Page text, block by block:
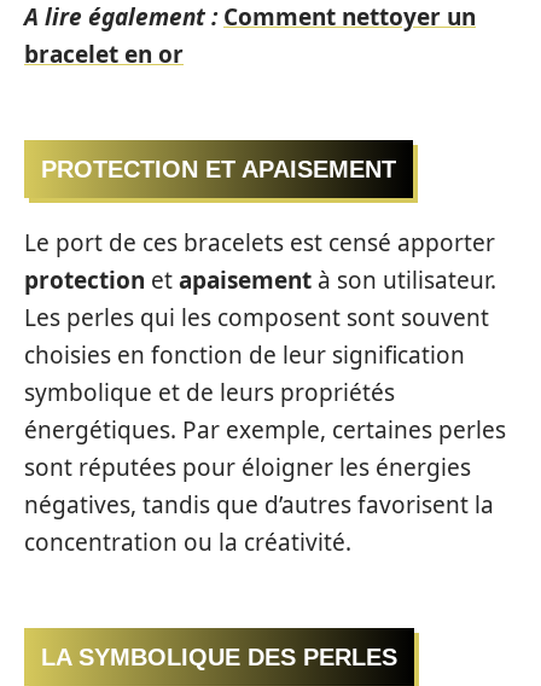
A lire également : Comment nettoyer un
bracelet en or
PROTECTION ET APAISEMENT
Le port de ces bracelets est censé apporter
protection etapaisement à son utilisateur.
Les perles qui les composent sont souvent
choisies en fonction de leur signification
symbolique et de leurs propriétés
énergétiques. Par exemple, certaines perles
sont réputées pour éloigner les énergies
négatives, tandis que d’autres favorisent la
concentration ou la créativité.
LA SYMBOLIQUE DES PERLES